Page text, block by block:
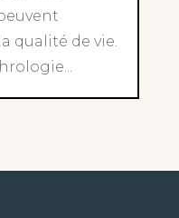
qualité de vie.